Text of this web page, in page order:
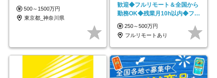
500～1500万円
東京都_神奈川県
歓迎◆フルリモート＆全国から
勤務OK◆残業月10h以内◆フレ
ックス制
250～500万円
フルリモートあり